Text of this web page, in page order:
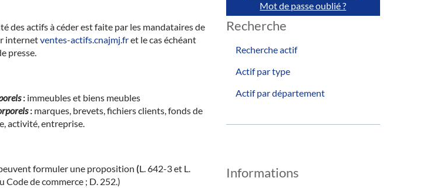
Mot de passe oublié ?
Recherche
Recherche actif
Actif par type
Actif par département
Informations
des actifs à céder est faite par les mandataires de
internetventes-actifs.cnajmj.fret le cas échéant
presse.
: immeubles et biens meubles
:marques, brevets, fichiers clients, fonds de
activité, entreprise.
formuler une proposition (L. 642-3 et L.
Code de commerce ; D. 252.)